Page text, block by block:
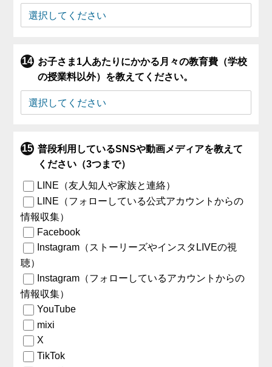
お子さま1人あたりにかかる月々の教育費（学校
の授業料以外）を教えてください。
普段利用しているSNSや動画メディアを教えて
ください（3つまで）
LINE（友人知人や家族と連絡）
LINE（フォローしている公式アカウントからの
情報収集）
Facebook
Instagram（ストーリーズやインスタLIVEの視
聴）
Instagram（フォローしているアカウントからの
情報収集）
YouTube
mixi
X
TikTok